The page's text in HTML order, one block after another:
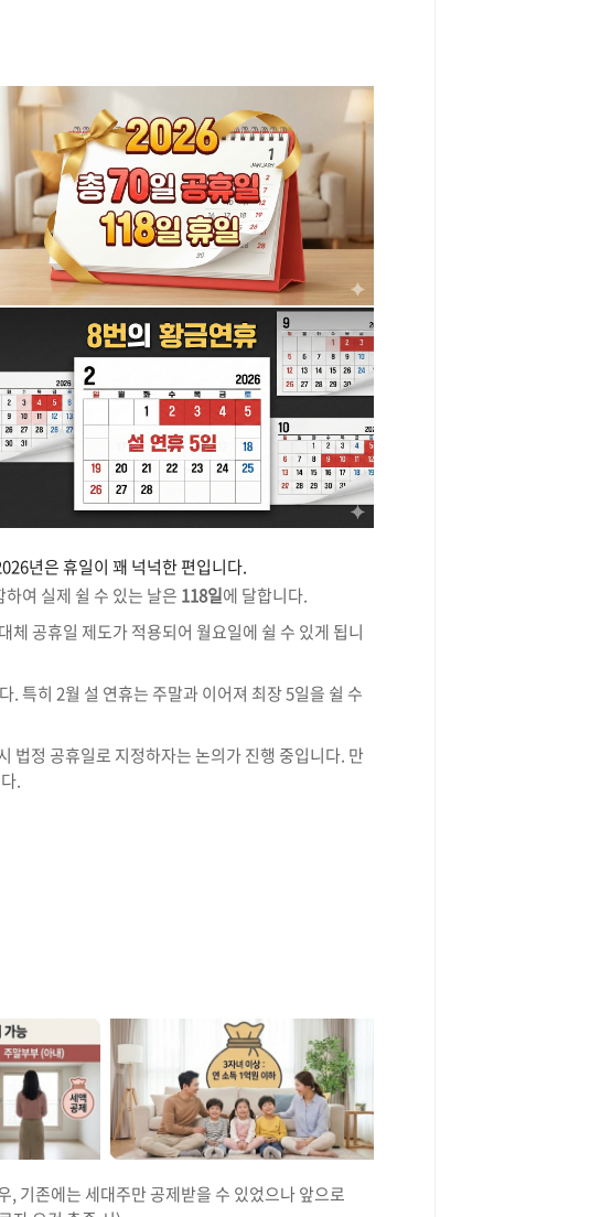
년은 휴일이 꽤 넉넉한 편입니다.
여 실제 쉴 수 있는 날은 118일에 달합니다.
공휴일 제도가 적용되어 월요일에 쉴 수 있게 됩니
. 특히 2월 설 연휴는 주말과 이어져 최장 5일을 쉴 수
법정 공휴일로 지정하자는 논의가 진행 중입니다. 만
.
, 기존에는 세대주만 공제받을 수 있었으나 앞으로